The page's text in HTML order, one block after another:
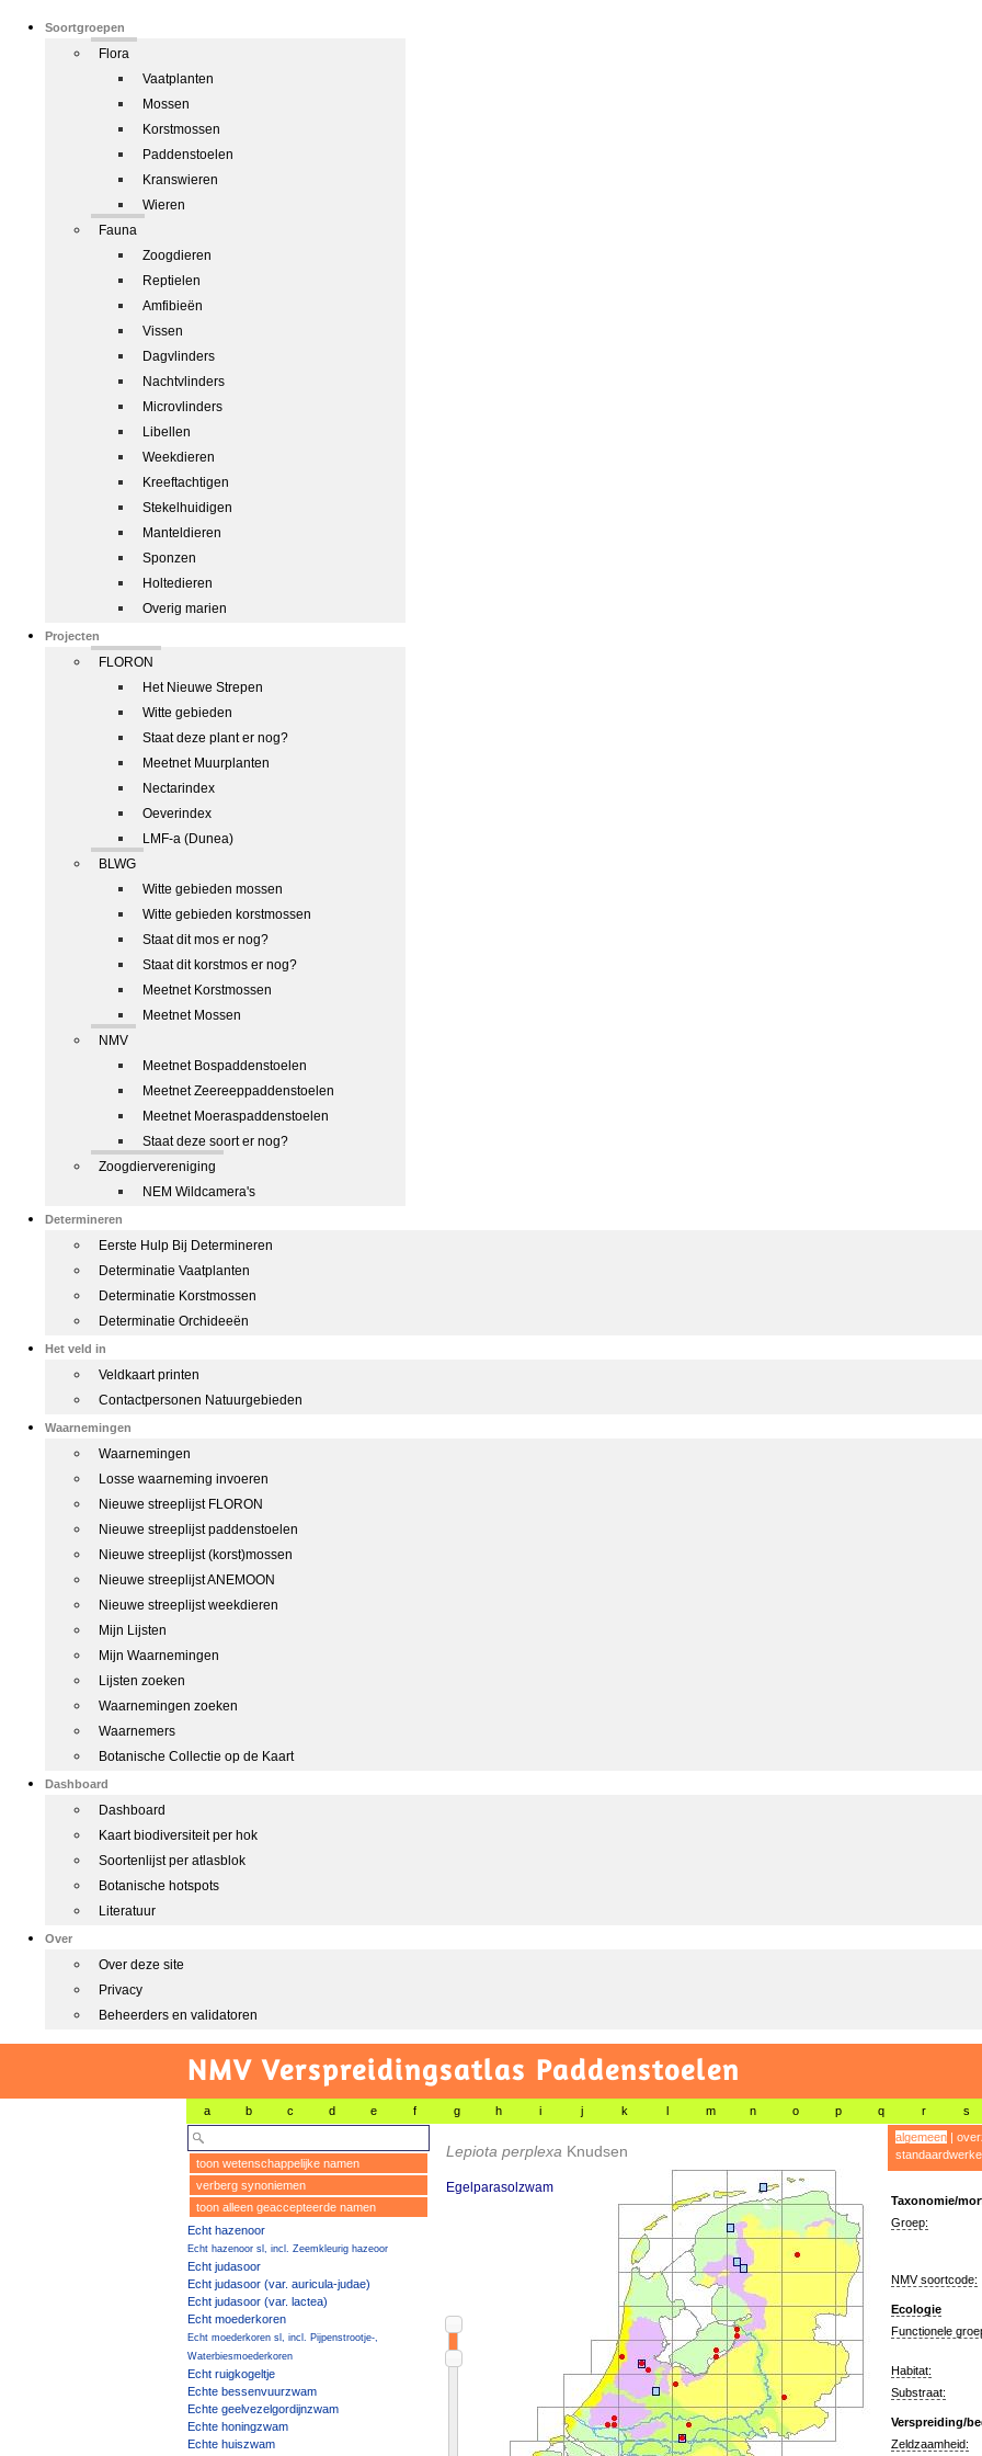
Soortgroepen
Flora
Vaatplanten
Mossen
Korstmossen
Paddenstoelen
Kranswieren
Wieren
Fauna
Zoogdieren
Reptielen
Amfibieën
Vissen
Dagvlinders
Nachtvlinders
Microvlinders
Libellen
Weekdieren
Kreeftachtigen
Stekelhuidigen
Manteldieren
Sponzen
Holtedieren
Overig marien
Projecten
FLORON
Het Nieuwe Strepen
Witte gebieden
Staat deze plant er nog?
Meetnet Muurplanten
Nectarindex
Oeverindex
LMF-a (Dunea)
BLWG
Witte gebieden mossen
Witte gebieden korstmossen
Staat dit mos er nog?
Staat dit korstmos er nog?
Meetnet Korstmossen
Meetnet Mossen
NMV
Meetnet Bospaddenstoelen
Meetnet Zeereeppaddenstoelen
Meetnet Moeraspaddenstoelen
Staat deze soort er nog?
Zoogdiervereniging
NEM Wildcamera's
Determineren
Eerste Hulp Bij Determineren
Determinatie Vaatplanten
Determinatie Korstmossen
Determinatie Orchideeën
Het veld in
Veldkaart printen
Contactpersonen Natuurgebieden
Waarnemingen
Waarnemingen
Losse waarneming invoeren
Nieuwe streeplijst FLORON
Nieuwe streeplijst paddenstoelen
Nieuwe streeplijst (korst)mossen
Nieuwe streeplijst ANEMOON
Nieuwe streeplijst weekdieren
Mijn Lijsten
Mijn Waarnemingen
Lijsten zoeken
Waarnemingen zoeken
Waarnemers
Botanische Collectie op de Kaart
Dashboard
Dashboard
Kaart biodiversiteit per hok
Soortenlijst per atlasblok
Botanische hotspots
Literatuur
Over
Over deze site
Privacy
Beheerders en validatoren
NMV Verspreidingsatlas Paddenstoelen
a b c d e f g h i j k l m n o p q r s
toon wetenschappelijke namen
verberg synoniemen
toon alleen geaccepteerde namen
Echt hazenoor
Echt hazenoor sl, incl. Zeemkleurig hazeoor
Echt judasoor
Echt judasoor (var. auricula-judae)
Echt judasoor (var. lactea)
Echt moederkoren
Echt moederkoren sl, incl. Pijpenstrootje-,
Waterbiesmoederkoren
Echt ruigkogeltje
Echte bessenvuurzwam
Echte geelvezelgordijnzwam
Echte honingzwam
Echte huiszwam
Lepiota perplexa Knudsen
Egelparasolzwam
algemeen|
Taxonomie/
Groep:
NMV soortcode:
Ecologie
Functionele
Habitat:
Substraat:
Verspreiding/
Zeldzaamheid: